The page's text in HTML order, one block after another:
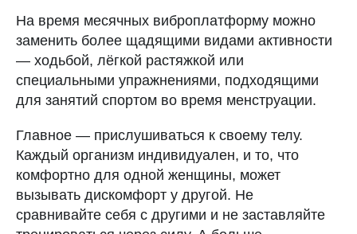
На время месячных виброплатформу можно
заменить более щадящими видами активности
— ходьбой, лёгкой растяжкой или
специальными упражнениями, подходящими
для занятий спортом во время менструации.
Главное — прислушиваться к своему телу.
Каждый организм индивидуален, и то, что
комфортно для одной женщины, может
вызывать дискомфорт у другой. Не
сравнивайте себя с другими и не заставляйте